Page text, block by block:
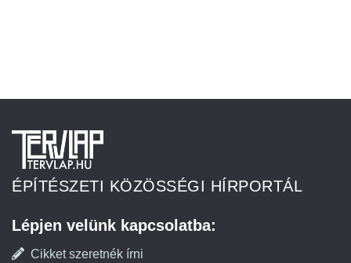
ÉPÍTÉSZETI KÖZÖSSÉGI HÍRPORTÁL
Lépjen velünk kapcsolatba:
Cikket szeretnék írni